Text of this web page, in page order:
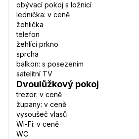
obývací pokoj s ložnicí
lednička: v ceně
žehlička
telefon
žehlící prkno
sprcha
balkon: s posezením
satelitní TV
Dvoulůžkový pokoj
trezor: v ceně
župany: v ceně
vysoušeč vlasů
Wi-Fi: v ceně
WC